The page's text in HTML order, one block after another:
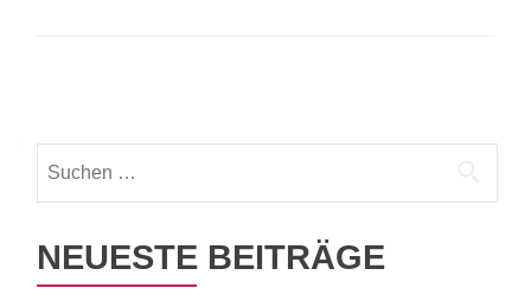
Navigation
nach:
NEUESTE BEITRÄGE